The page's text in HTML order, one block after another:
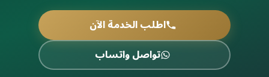
اطلب الخدمة الآن
تواصل واتساب